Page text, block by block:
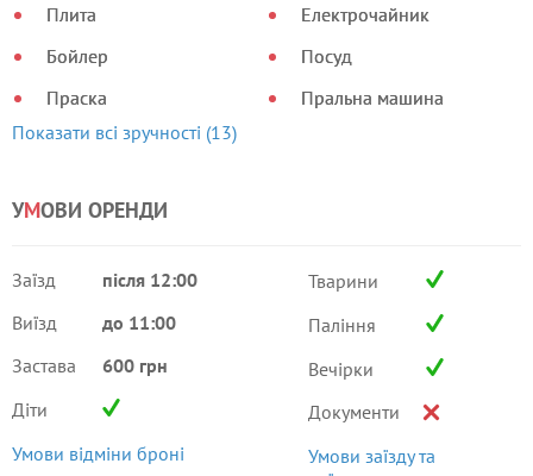
Плита
Бойлер
Праска
Електрочайник
Посуд
Пральна машина
Показати всі зручності (13)
УМОВИ ОРЕНДИ
Заїзд
після 12:00
Виїзд
до 11:00
Застава
600 грн
Діти
Умови відміни броні
Тварини
Паління
Вечірки
Документи
Умови заїзду та